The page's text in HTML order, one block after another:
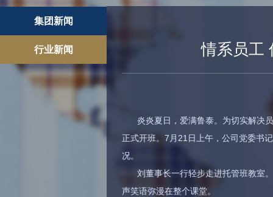
集团新闻
行业新闻 情系员工
炎炎夏日，爱满鲁泰。为切实解决
正式开班。7月21日上午，公司党委书
况。
刘董事长一行轻步走进托管班教室
声笑语弥漫在整个课堂。